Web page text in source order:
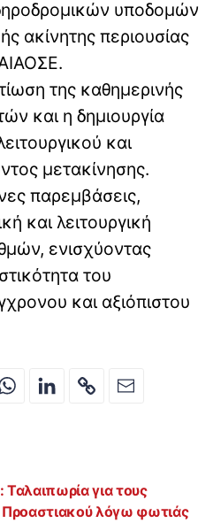
υποδομών
ακίνητης περιουσίας
της καθημερινής
και η δημιουργία
και
μετακίνησης.
παρεμβάσεις,
και λειτουργική
ενισχύοντας
του
και αξιόπιστου
για τους
Προαστιακού λόγω φωτιάς